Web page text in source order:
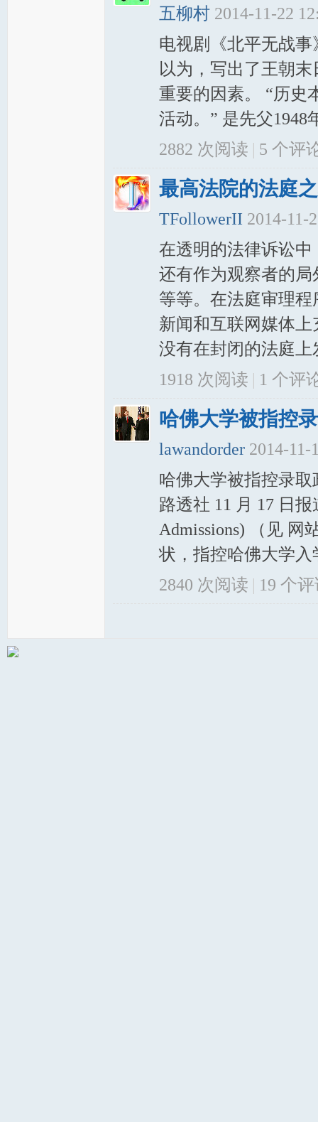
五柳村 2014-11-22
电视剧《北平无战
以为，写出了王朝
重要的因素。 “历史
活动。” 是先父1948
2882 次阅读 | 5 个评
最高法院的法庭
TFollowerII 2014-11-
在透明的法律诉讼
还有作为观察者的
等等。在法庭审理
新闻和互联网媒体
没有在封闭的法庭
1918 次阅读 | 1 个评
哈佛大学被指控
lawandorder 2014-11-
哈佛大学被指控录取
路透社 11 月 17 日
Admissions) （见 网
状，指控哈佛大学
2840 次阅读 | 19 个评